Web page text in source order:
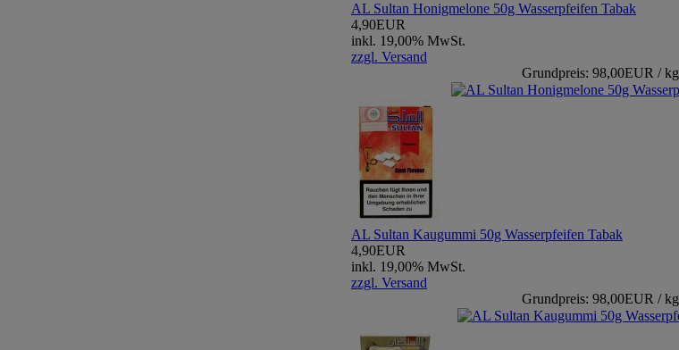
AL Sultan Honigmelone 50g Wasserpfeifen Tabak
4,90EUR
inkl. 19,00% MwSt.
zzgl. Versand
Grundpreis: 98,00EUR / kg
AL Sultan Kaugummi 50g Wasserpfeifen Tabak
4,90EUR
inkl. 19,00% MwSt.
zzgl. Versand
Grundpreis: 98,00EUR / kg